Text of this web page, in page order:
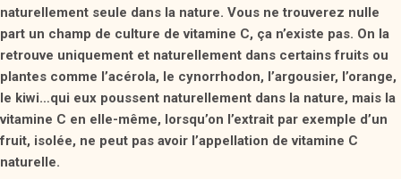
naturellement seule dans la nature. Vous ne trouverez nulle
part un champ de culture de vitamine C, ça n’existe pas. On la
retrouve uniquement et naturellement dans certains fruits ou
plantes comme l’acérola, le cynorrhodon, l’argousier, l’orange,
le kiwi…qui eux poussent naturellement dans la nature, mais la
vitamine C en elle-même, lorsqu’on l’extrait par exemple d’un
fruit, isolée, ne peut pas avoir l’appellation de vitamine C
naturelle.